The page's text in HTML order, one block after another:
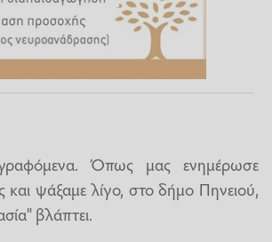
Όπως μας ενημέρωσε
ψάξαμε λίγο, στο δήμο Πηνειού,
βλάπτει.